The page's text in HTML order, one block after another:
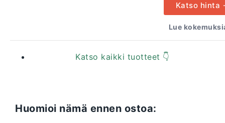
Katso hinta
Lue
Katso kaikki tuotteet 👇
Huomioi nämä ennen ostoa: